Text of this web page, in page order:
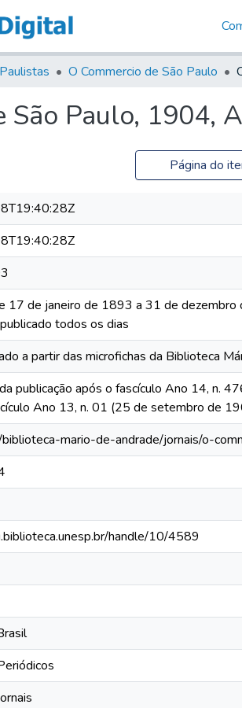
O Commercio de São Paulo
São Paulo, 1904,
Página do
17 de janeiro de 1893 a 31 de
todos os dias
a partir das microfichas da Biblioteca
publicação após o fascículo Ano 14, n.
Ano 13, n. 01 (25 de setembro de
mario-de-andrade/jornais/o-
handle/10/4589